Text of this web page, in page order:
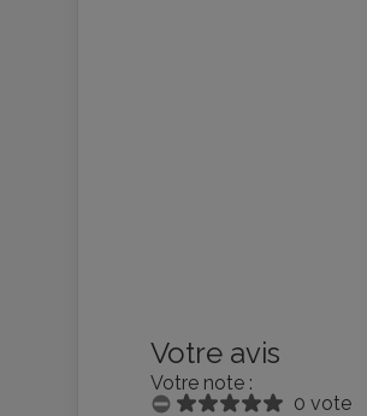
Votre avis
Votre note :
0 vote